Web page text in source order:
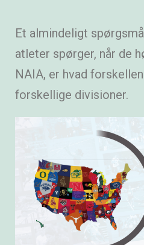
Et almindeligt
atleter spørger, når de
NAIA, er hvad
forskellige divisioner.